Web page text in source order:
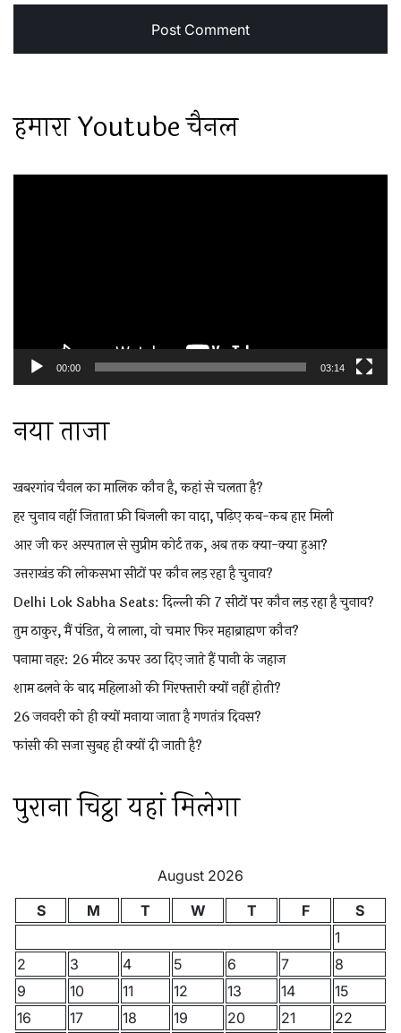
हमारा Youtube चैनल
00:00 03:14
नया ताजा
खबरगांव चैनल का मालिक कौन है, कहां से चलता है?
हर चुनाव नहीं जिताता फ्री बिजली का वादा, पढ़िए कब-कब हार मिली
आर जी कर अस्पताल से सुप्रीम कोर्ट तक, अब तक क्या-क्या हुआ?
उत्तराखंड की लोकसभा सीटों पर कौन लड़ रहा है चुनाव?
Delhi Lok Sabha Seats: दिल्ली की 7 सीटों पर कौन लड़ रहा है चुनाव?
तुम ठाकुर, मैं पंडित, ये लाला, वो चमार फिर महाब्राह्मण कौन?
पनामा नहर: 26 मीटर ऊपर उठा दिए जाते हैं पानी के जहाज
शाम ढलने के बाद महिलाओं की गिरफ्तारी क्यों नहीं होती?
26 जनवरी को ही क्यों मनाया जाता है गणतंत्र दिवस?
फांसी की सजा सुबह ही क्यों दी जाती है?
पुराना चिट्ठा यहां मिलेगा
August 2026
S
M T W T F
S
1
2
3 4 5 6 7
8
9
10 11 12 13 14
15
16
17 18 19 20 21 22